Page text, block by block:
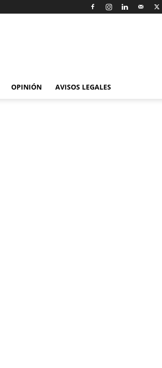
OPINIÓN AVISOS LEGALES